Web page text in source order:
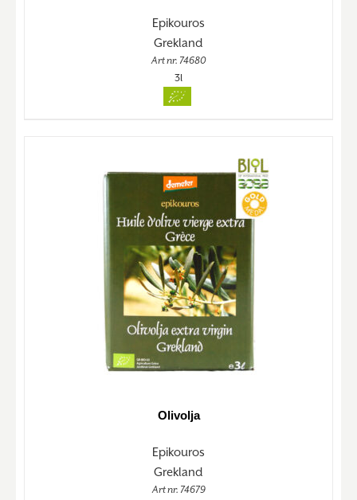
Epikouros
Grekland
Art nr. 74680
3l
Olivolja
Epikouros
Grekland
Art nr. 74679